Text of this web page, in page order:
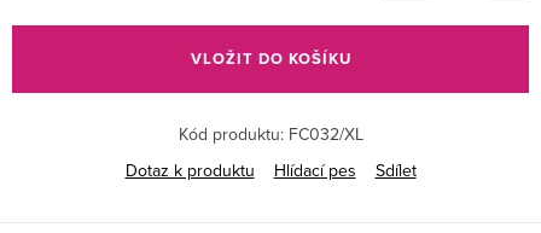
cena:
VLOŽIT DO KOŠÍKU
Kód produktu: FC032/XL
Dotaz k produktu
Hlídací pes Sdílet